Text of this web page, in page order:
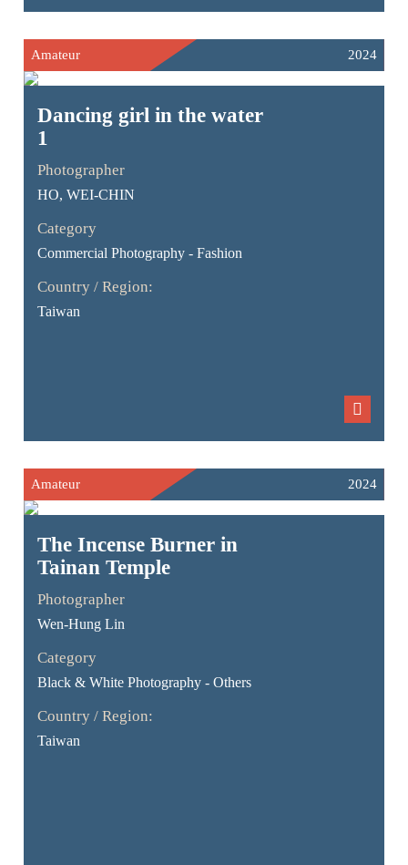
Amateur 2024
Dancing girl in the water
1
Photographer
HO, WEI-CHIN
Category
Commercial Photography - Fashion
Country / Region:
Taiwan
Amateur 2024
The Incense Burner in
Tainan Temple
Photographer
Wen-Hung Lin
Category
Black & White Photography - Others
Country / Region:
Taiwan